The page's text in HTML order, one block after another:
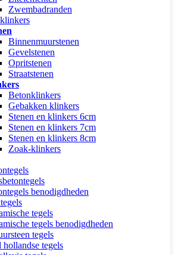
Zwembadranden
Binnenmuurstenen
Gevelstenen
Opritstenen
Straatstenen
Betonklinkers
Gebakken klinkers
Stenen en klinkers 6cm
Stenen en klinkers 7cm
Stenen en klinkers 8cm
Zoak-klinkers
benodigdheden
tegels
tegels benodigdheden
tegels
hollandse tegels